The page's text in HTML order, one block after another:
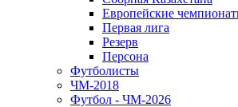
Европейские
Первая лига
Резерв
Персона
Футболисты
ЧМ-2018
Футбол - ЧМ-2026